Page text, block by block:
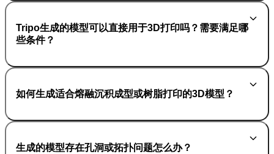
Tripo生成的模型可以直接用于3D打印吗？需要满足哪
些条件？
如何生成适合熔融沉积成型或树脂打印的3D模型？
生成的模型存在孔洞或拓扑问题怎么办？